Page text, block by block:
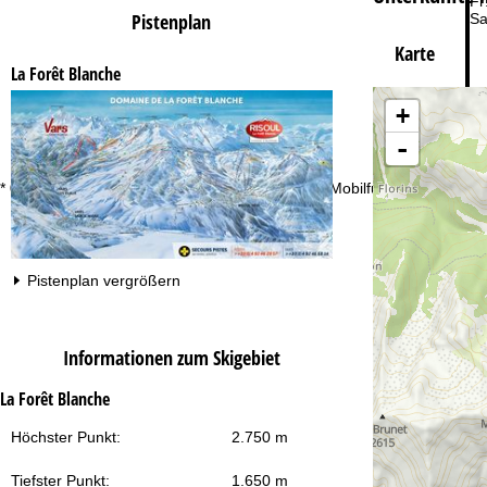
* 0,20 € inkl. MwSt./Anruf aus den dt. Fest- und Mobilfunknetzen
Pistenplan
La Forêt Blanche
Pistenplan vergrößern
Informationen zum Skigebiet
La Forêt Blanche
Höchster Punkt: 2.750 m
Tiefster Punkt: 1.650 m
Karte
+
-